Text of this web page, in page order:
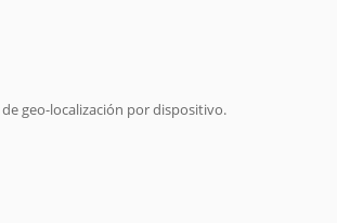
geo-localización por dispositivo.